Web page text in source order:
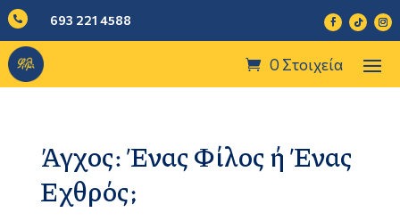
 693 221 4588
0 Στοιχεία
Άγχος: Ένας Φίλος ή Ένας
Εχθρός;